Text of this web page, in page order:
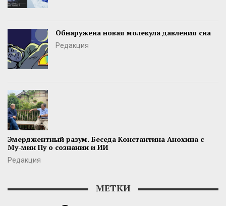
Обнаружена новая молекула давления сна
Редакция
Эмерджентный разум. Беседа Константина Анохина с
Му-мин Пу о сознании и ИИ
Редакция
МЕТКИ